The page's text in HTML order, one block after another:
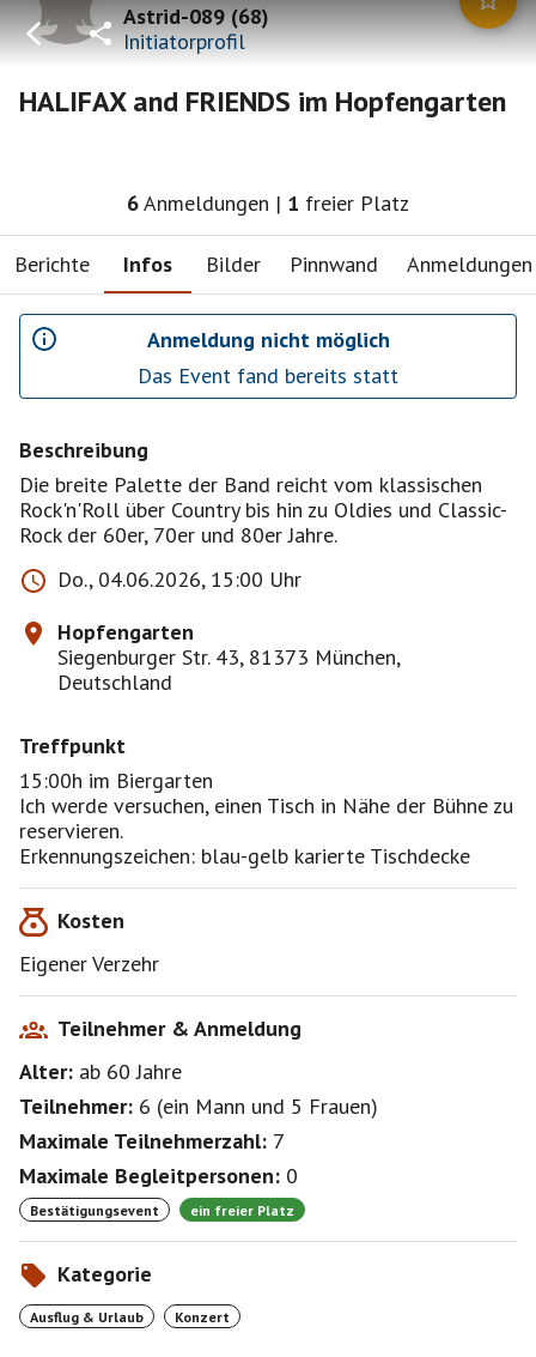
Astrid-089(68)
Initiatorprofil
HALIFAX and FRIENDS im Hopfengarten
6Anmeldungen | 1 freier Platz
Berichte Infos Bilder Pinnwand Anmeldungen
Anmeldung nicht möglich
Das Event fand bereits statt
Beschreibung
Die breite Palette der Band reicht vom klassischen
Rock'n'Roll über Country bis hin zu Oldies und Classic-
Rock der 60er, 70er und 80er Jahre.
Do., 04.06.2026, 15:00 Uhr
Hopfengarten
Siegenburger Str. 43, 81373 München,
Deutschland
Treffpunkt
15:00h im Biergarten
Ich werde versuchen, einen Tisch in Nähe der Bühne zu
reservieren.
Erkennungszeichen: blau-gelb karierte Tischdecke
Kosten
Eigener Verzehr
Teilnehmer & Anmeldung
Alter: ab 60Jahre
Teilnehmer: 6 (ein Mann und 5 Frauen)
Maximale Teilnehmerzahl: 7
Maximale Begleitpersonen: 0
Bestätigungsevent ein freier Platz
Kategorie
Ausflug & Urlaub Konzert